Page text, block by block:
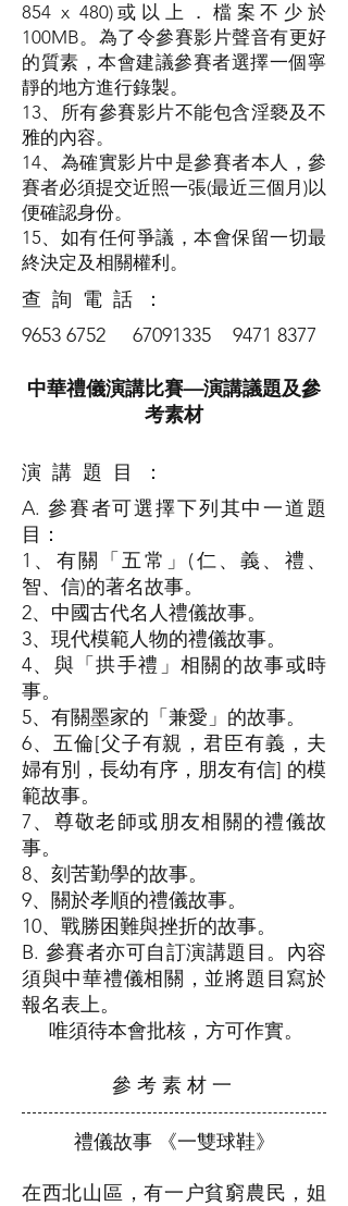
854 x 480)或以上．檔案不少於
100MB。為了令參賽影片聲音有更好
的質素，本會建議參賽者選擇一個寧
靜的地方進行錄製。
13、所有參賽影片不能包含淫褻及不
雅的內容。
14、為確實影片中是參賽者本人，參
賽者必須提交近照一張(最近三個月)以
便確認身份。
15、如有任何爭議，本會保留一切最
終決定及相關權利。
查 詢 電 話 ：
9653 6752
67091335 9471 8377
中華禮儀演講比賽—演講議題及參
考素材
演 講 題 目 ：
A. 參賽者可選擇下列其中一道題
目：
1、有關「五常」(仁、義、禮、
智、信)的著名故事。
2、中國古代名人禮儀故事。
3、現代模範人物的禮儀故事。
4、與「拱手禮」相關的故事或時
事。
5、有關墨家的「兼愛」的故事。
6、五倫[父子有親，君臣有義，夫
婦有別，長幼有序，朋友有信] 的模
範故事。
7、尊敬老師或朋友相關的禮儀故
事。
8、刻苦勤學的故事。
9、關於孝順的禮儀故事。
10、戰勝困難與挫折的故事。
B. 參賽者亦可自訂演講題目。內容
須與中華禮儀相關，並將題目寫於
報名表上。
唯須待本會批核，方可作實。
參 考 素 材 一
禮儀故事 《一雙球鞋》
在西北山區，有一户貧窮農民，姐